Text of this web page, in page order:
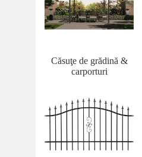
Căsuţe de grădină &
carporturi